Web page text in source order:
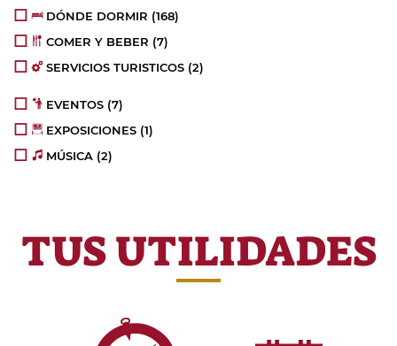
DÓNDE DORMIR (168)
COMER Y BEBER (7)
SERVICIOS TURISTICOS (2)
EVENTOS (7)
EXPOSICIONES (1)
MÚSICA (2)
TUS UTILIDADES